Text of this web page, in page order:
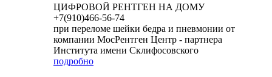
ЦИФРОВОЙ РЕНТГЕН НА ДОМУ
+7(910)466-56-74
при переломе шейки бедра и пневмонии от
компании МосРентген Центр - партнера
Института имени Склифосовского
подробно